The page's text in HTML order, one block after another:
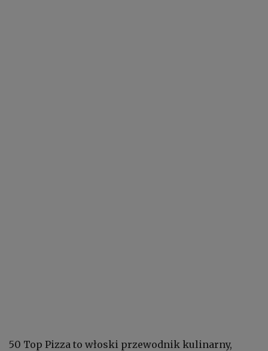
50 Top Pizza to włoski przewodnik kulinarny,